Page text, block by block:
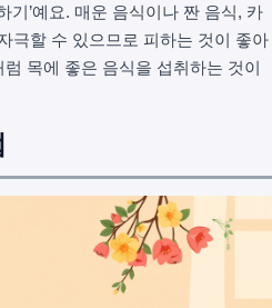
기’예요. 매운 음식이나 짠 음식, 카
극할 수 있으므로 피하는 것이 좋아
목에 좋은 음식을 섭취하는 것이